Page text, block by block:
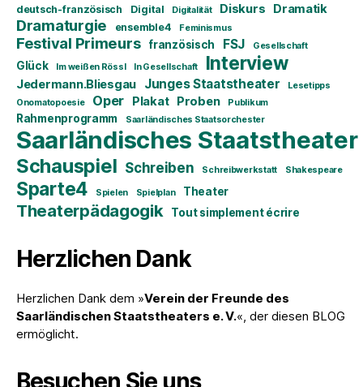
deutsch-französisch Digital Digitalität Diskurs Dramatik
Dramaturgie ensemble4 Feminismus
Festival Primeurs französisch FSJ Gesellschaft
Glück Im weißen Rössl In Gesellschaft Interview
Jedermann.Bliesgau Junges Staatstheater
Lesetipps
Onomatopoesie
Oper Plakat Proben Publikum
Rahmenprogramm Saarländisches Staatsorchester
Saarländisches Staatstheater
Schauspiel Schreiben Schreibwerkstatt Shakespeare
Sparte4 Spielen Spielplan Theater
Theaterpädagogik Tout simplement écrire
Herzlichen Dank
Herzlichen Dank dem »Verein der Freunde des
Saarländischen Staatstheaters e. V.«, der diesen BLOG
ermöglicht.
Besuchen Sie uns